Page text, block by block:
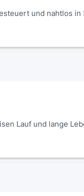
und nahtlos
Lauf und lange